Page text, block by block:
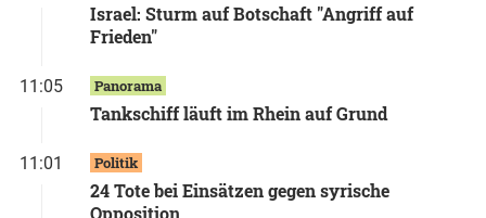
Israel: Sturm auf Botschaft "Angriff auf
Frieden"
11:05 Panorama
Tankschiff läuft im Rhein auf Grund
11:01 Politik
24 Tote bei Einsätzen gegen syrische
Opposition